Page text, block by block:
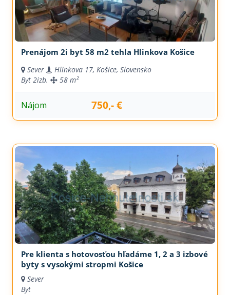
Prenájom 2i byt 58 m2 tehla Hlinkova Košice
Sever
Hlinkova 17, Košice, Slovensko
Byt 2izb. 58 m²
Nájom 750,- €
Pre klienta s hotovosťou hľadáme 1, 2 a 3 izbové
byty s vysokými stropmi Košice
Sever
Byt